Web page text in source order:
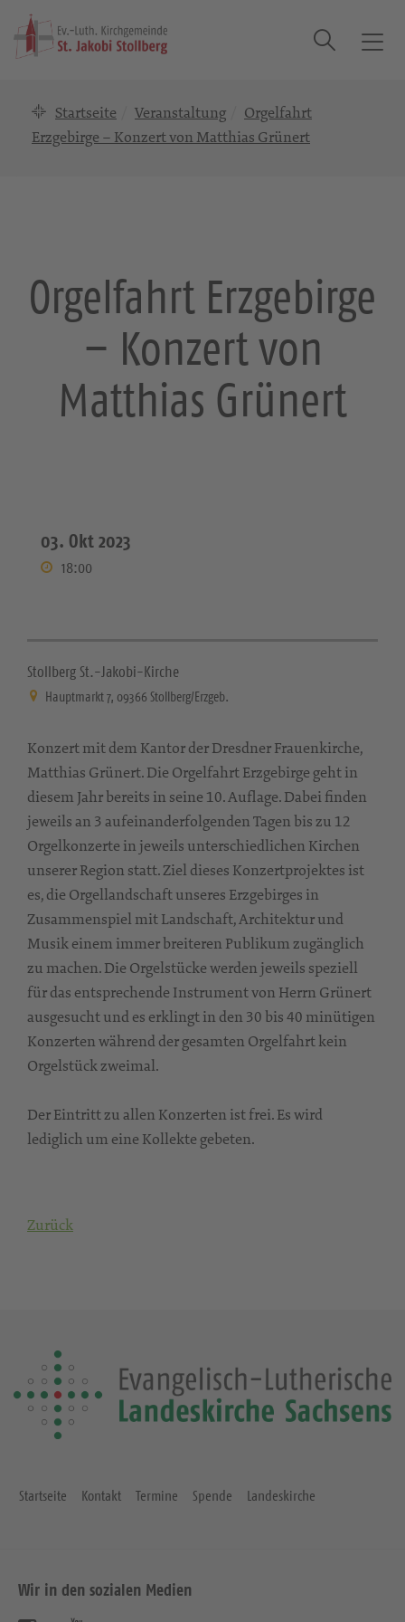
T
a
t
Suche
Startseite Veranstaltung
Orgelfahrt
Erzgebirge – Konzert von Matthias Grünert
Orgelfahrt Erzgebirge
– Konzert von
Matthias Grünert
03. Okt 2023
18:00
Stollberg St.-Jakobi-Kirche
Hauptmarkt 7, 09366 Stollberg/Erzgeb.
Konzert mit dem Kantor der Dresdner Frauenkirche,
Matthias Grünert. Die Orgelfahrt Erzgebirge geht in
diesem Jahr bereits in seine 10. Auflage. Dabei finden
jeweils an 3 aufeinanderfolgenden Tagen bis zu 12
Orgelkonzerte in jeweils unterschiedlichen Kirchen
unserer Region statt. Ziel dieses Konzertprojektes ist
es, die Orgellandschaft unseres Erzgebirges in
Zusammenspiel mit Landschaft, Architektur und
Musik einem immer breiteren Publikum zugänglich
zu machen. Die Orgelstücke werden jeweils speziell
für das entsprechende Instrument von Herrn Grünert
ausgesucht und es erklingt in den 30 bis 40 minütigen
Konzerten während der gesamten Orgelfahrt kein
Orgelstück zweimal.
Der Eintritt zu allen Konzerten ist frei. Es wird
lediglich um eine Kollekte gebeten.
Zurück
Startseite Kontakt Termine Spende Landeskirche
Wir in den sozialen Medien